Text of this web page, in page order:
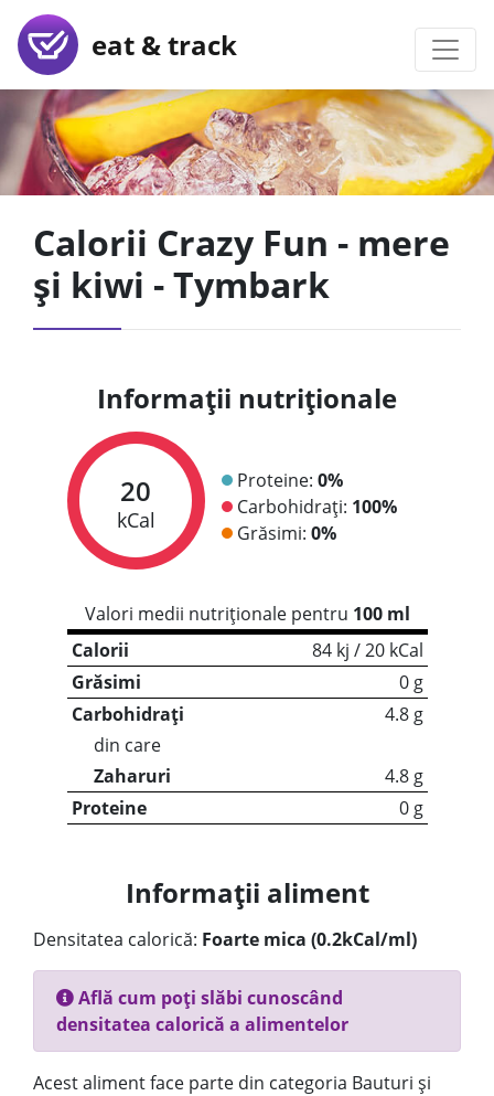
eat & track
Calorii Crazy Fun - mere
și kiwi - Tymbark
Informații nutriționale
20
kCal
Proteine: 0%
Carbohidrați: 100%
Grăsimi: 0%
Valori medii nutriționale pentru 100 ml
Calorii
84 kj / 20 kCal
Grăsimi
0 g
Carbohidrați
4.8 g
din care
Zaharuri
4.8 g
Proteine
0 g
Informații aliment
Densitatea calorică: Foarte mica (0.2kCal/ml)
Află cum poți slăbi cunoscând
densitatea calorică a alimentelor
Acest aliment face parte din categoria Bauturi și